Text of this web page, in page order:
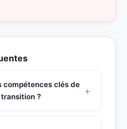
compétences clés de
?